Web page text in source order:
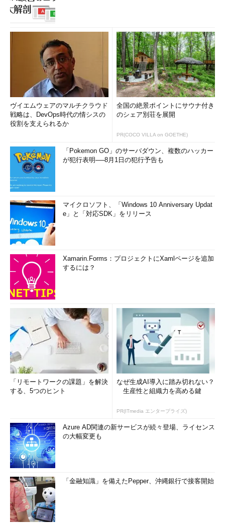
ヴイエムウェアのマルチクラウド
戦略は、DevOps時代の情シスの
役割を支えられるか
全国の絶景ポイントにサウナ付き
のシェア別荘を展開
PR(COCO VILLA on GOETHE)
「Pokemon GO」のサーバダウン、複数のハッカー
が犯行表明──8月1日の犯行予告も
マイクロソフト、「Windows 10 Anniversary Updat
e」と「対応SDK」をリリース
Xamarin.Forms：プロジェクトにXamlページを追加
するには？
「リモートワークの課題」を解決
する、5つのヒント
なぜ生成AI導入に踏み切れない？
生産性と組織力を高める鍵
PR(ITmedia エンタープライズ)
Azure AD関連の新サービスが続々登場、ライセンス
の大幅変更も
「金融知識」を備えたPepper、沖縄銀行で接客開始